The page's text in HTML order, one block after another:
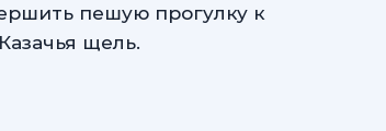
пешую прогулку к
щель.